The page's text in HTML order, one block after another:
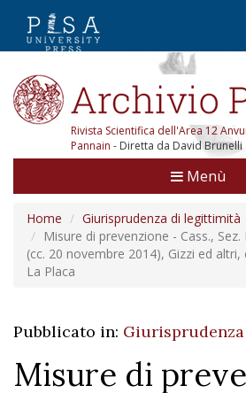
Rivista Scientifica dell'Area 12
Pannain - Diretta da David Brunelli
Menù
Home
Giurisprudenza di legittimità
Misure di prevenzione - Cass.,
(cc. 20 novembre 2014), Gizzi ed
La Placa
Pubblicato in:
Misure di